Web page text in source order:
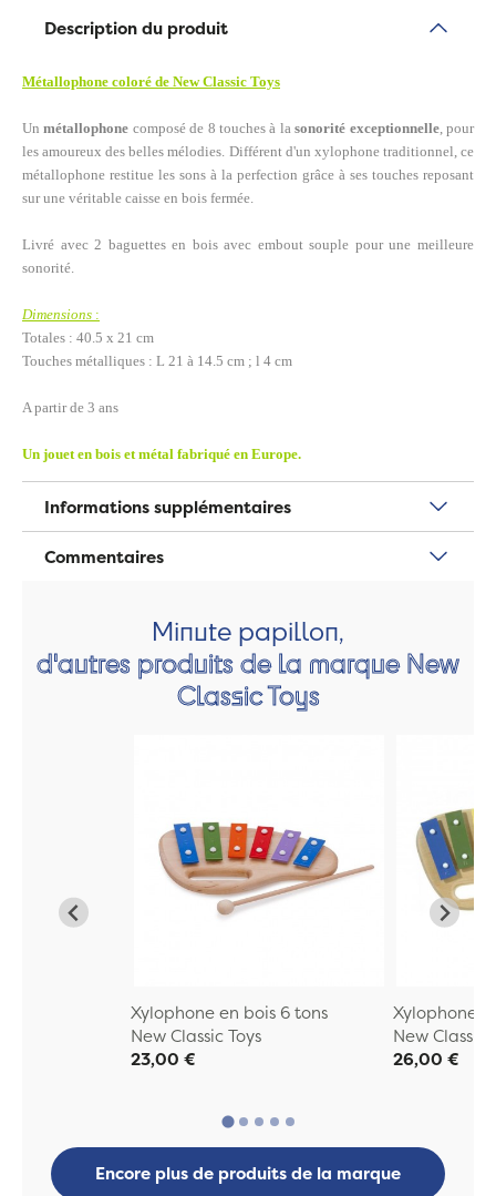
Description du produit
Métallophone coloré de New Classic Toys
Unmétallophone composé de 8 touches à lasonorité exceptionnelle, pour
les amoureux des belles mélodies. Différent d'un xylophone traditionnel, ce
métallophone restitue les sons à la perfection grâce à ses touches reposant
sur une véritable caisse en bois fermée.
Livré avec 2 baguettes en bois avec embout souple pour une meilleure
sonorité.
Dimensions :
Totales : 40.5 x 21 cm
Touches métalliques : L 21 à 14.5 cm ; l 4 cm
A partir de 3 ans
Un jouet en bois et métal fabriqué en Europe.
Informations supplémentaires
Commentaires
Minute papillon,
d'autres produits de la marque New
Classic Toys
Xylophone en bois 6 tons
New Classic Toys
23,00 €
Xylophone
New Classic
26,00 €
Encore plus de produits de la marque